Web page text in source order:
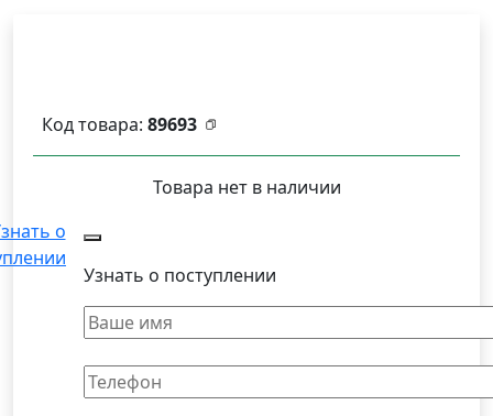
Код товара: 89693
Товара нет в наличии
о
Узнать о поступлении